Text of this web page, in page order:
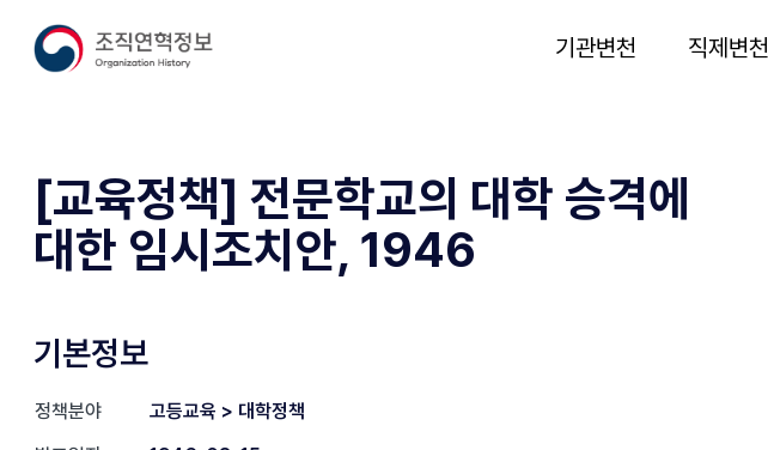
기관변천 직제변천
[교육정책] 전문학교의 대학 승격에
대한 임시조치안, 1946
기본정보
정책분야
고등교육 > 대학정책